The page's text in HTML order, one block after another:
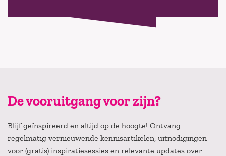
De vooruitgang voor zijn?
Blijf geïnspireerd en altijd op de hoogte! Ontvang
regelmatig vernieuwende kennisartikelen, uitnodigingen
voor (gratis) inspiratiesessies en relevante updates over